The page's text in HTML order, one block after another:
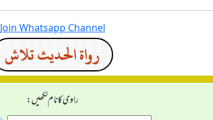
Join Whatsapp Channel
رواة الحديث تلاش
راوی کا نام لکھیں: